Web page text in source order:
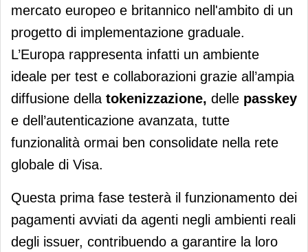
mercato europeo e britannico nell'ambito di un
progetto di implementazione graduale.
L’Europa rappresenta infatti un ambiente
ideale per test e collaborazioni grazie all’ampia
diffusione della tokenizzazione, delle passkey
e dell’autenticazione avanzata, tutte
funzionalità ormai ben consolidate nella rete
globale di Visa.
Questa prima fase testerà il funzionamento dei
pagamenti avviati da agenti negli ambienti reali
degli issuer, contribuendo a garantire la loro